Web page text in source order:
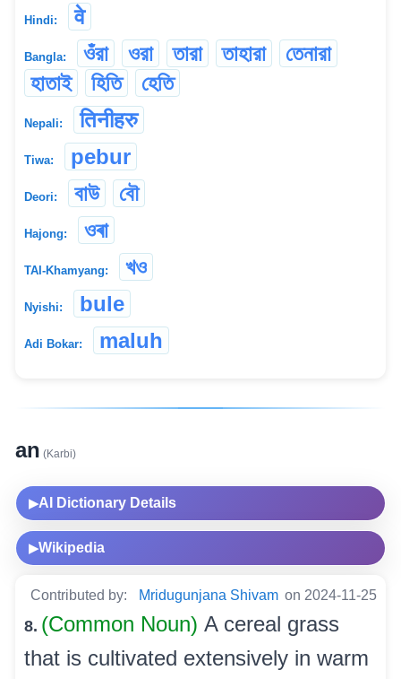
Hindi: वे
Bangla: ওঁরা ওরা তারা তাহারা
তেনারা
হাতাই
হিতি হেতি
Nepali: तिनीहरु
Tiwa: pebur
Deori: বাউ বৌ
Hajong: ওৰা
TAI-Khamyang: খও
Nyishi: bule
Adi Bokar: maluh
an (Karbi)
▶AI Dictionary Details
▶Wikipedia
Contributed by: Mridugunjana Shivam on 2024-11-25
8. (Common Noun) A cereal grass
that is cultivated extensively in warm